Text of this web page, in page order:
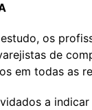
os
de
em todas as
a